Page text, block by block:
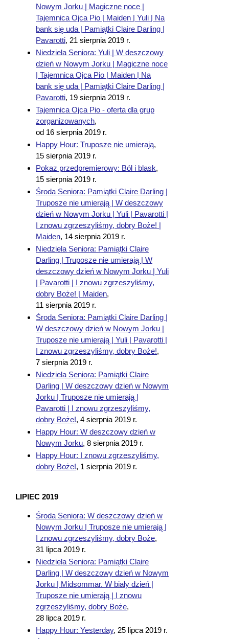
Nowym Jorku | Magiczne noce |
Tajemnica Ojca Pio | Maiden | Yuli | Na
bank się uda | Pamiątki Claire Darling |
Pavarotti, 21 sierpnia 2019 r.
Niedziela Seniora: Yuli | W deszczowy
dzień w Nowym Jorku | Magiczne noce
| Tajemnica Ojca Pio | Maiden | Na
bank się uda | Pamiątki Claire Darling |
Pavarotti, 19 sierpnia 2019 r.
Tajemnica Ojca Pio - oferta dla grup
zorganizowanych,
od 16 sierpnia 2019 r.
Happy Hour: Truposze nie umierają,
15 sierpnia 2019 r.
Pokaz przedpremierowy: Ból i blask,
15 sierpnia 2019 r.
Środa Seniora: Pamiątki Claire Darling |
Truposze nie umierają | W deszczowy
dzień w Nowym Jorku | Yuli | Pavarotti |
I znowu zgrzeszyliśmy, dobry Boże! |
Maiden, 14 sierpnia 2019 r.
Niedziela Seniora: Pamiątki Claire
Darling | Truposze nie umierają | W
deszczowy dzień w Nowym Jorku | Yuli
| Pavarotti | I znowu zgrzeszyliśmy,
dobry Boże! | Maiden,
11 sierpnia 2019 r.
Środa Seniora: Pamiątki Claire Darling |
W deszczowy dzień w Nowym Jorku |
Truposze nie umierają | Yuli | Pavarotti |
I znowu zgrzeszyliśmy, dobry Boże!,
7 sierpnia 2019 r.
Niedziela Seniora: Pamiątki Claire
Darling | W deszczowy dzień w Nowym
Jorku | Truposze nie umierają |
Pavarotti | I znowu zgrzeszyliśmy,
dobry Boże!, 4 sierpnia 2019 r.
Happy Hour: W deszczowy dzień w
Nowym Jorku, 8 sierpnia 2019 r.
Happy Hour: I znowu zgrzeszyliśmy,
dobry Boże!, 1 sierpnia 2019 r.
LIPIEC 2019
Środa Seniora: W deszczowy dzień w
Nowym Jorku | Truposze nie umierają |
I znowu zgrzeszyliśmy, dobry Boże,
31 lipca 2019 r.
Niedziela Seniora: Pamiątki Claire
Darling | W deszczowy dzień w Nowym
Jorku | Midsommar. W biały dzień |
Truposze nie umierają | I znowu
zgrzeszyliśmy, dobry Boże,
28 lipca 2019 r.
Happy Hour: Yesterday, 25 lipca 2019 r.